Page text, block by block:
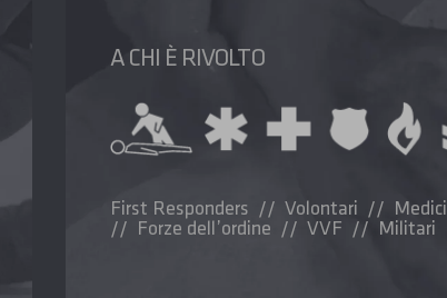
A CHI È RIVOLTO
First Responders // Volontari // Medici
// Forze dell’ordine // VVF // Militari